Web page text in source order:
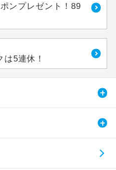
ンプレゼント！89
5連休！